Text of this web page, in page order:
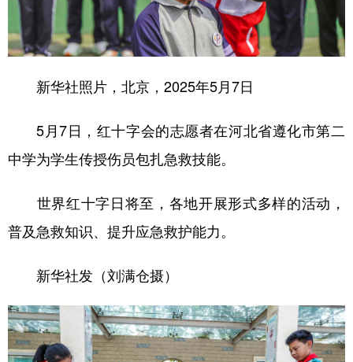
新华社照片，北京，2025年5月7日
5月7日，红十字会的志愿者在河北省遵化市第二
中学为学生传授伤员包扎急救技能。
世界红十字日将至，各地开展形式多样的活动，
普及急救知识、提升应急救护能力。
新华社发（刘满仓摄）